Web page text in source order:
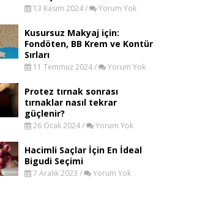
13 Kasım 2024 / Yorum Yok
Kusursuz Makyaj için:
Fondöten, BB Krem ve Kontür
Sırları
11 Temmuz 2024 / Yorum Yok
Protez tırnak sonrası
tırnaklar nasıl tekrar
güçlenir?
26 Ocak 2024 / Yorum Yok
Hacimli Saçlar İçin En İdeal
Bigudi Seçimi
7 Aralık 2023 / Yorum Yok